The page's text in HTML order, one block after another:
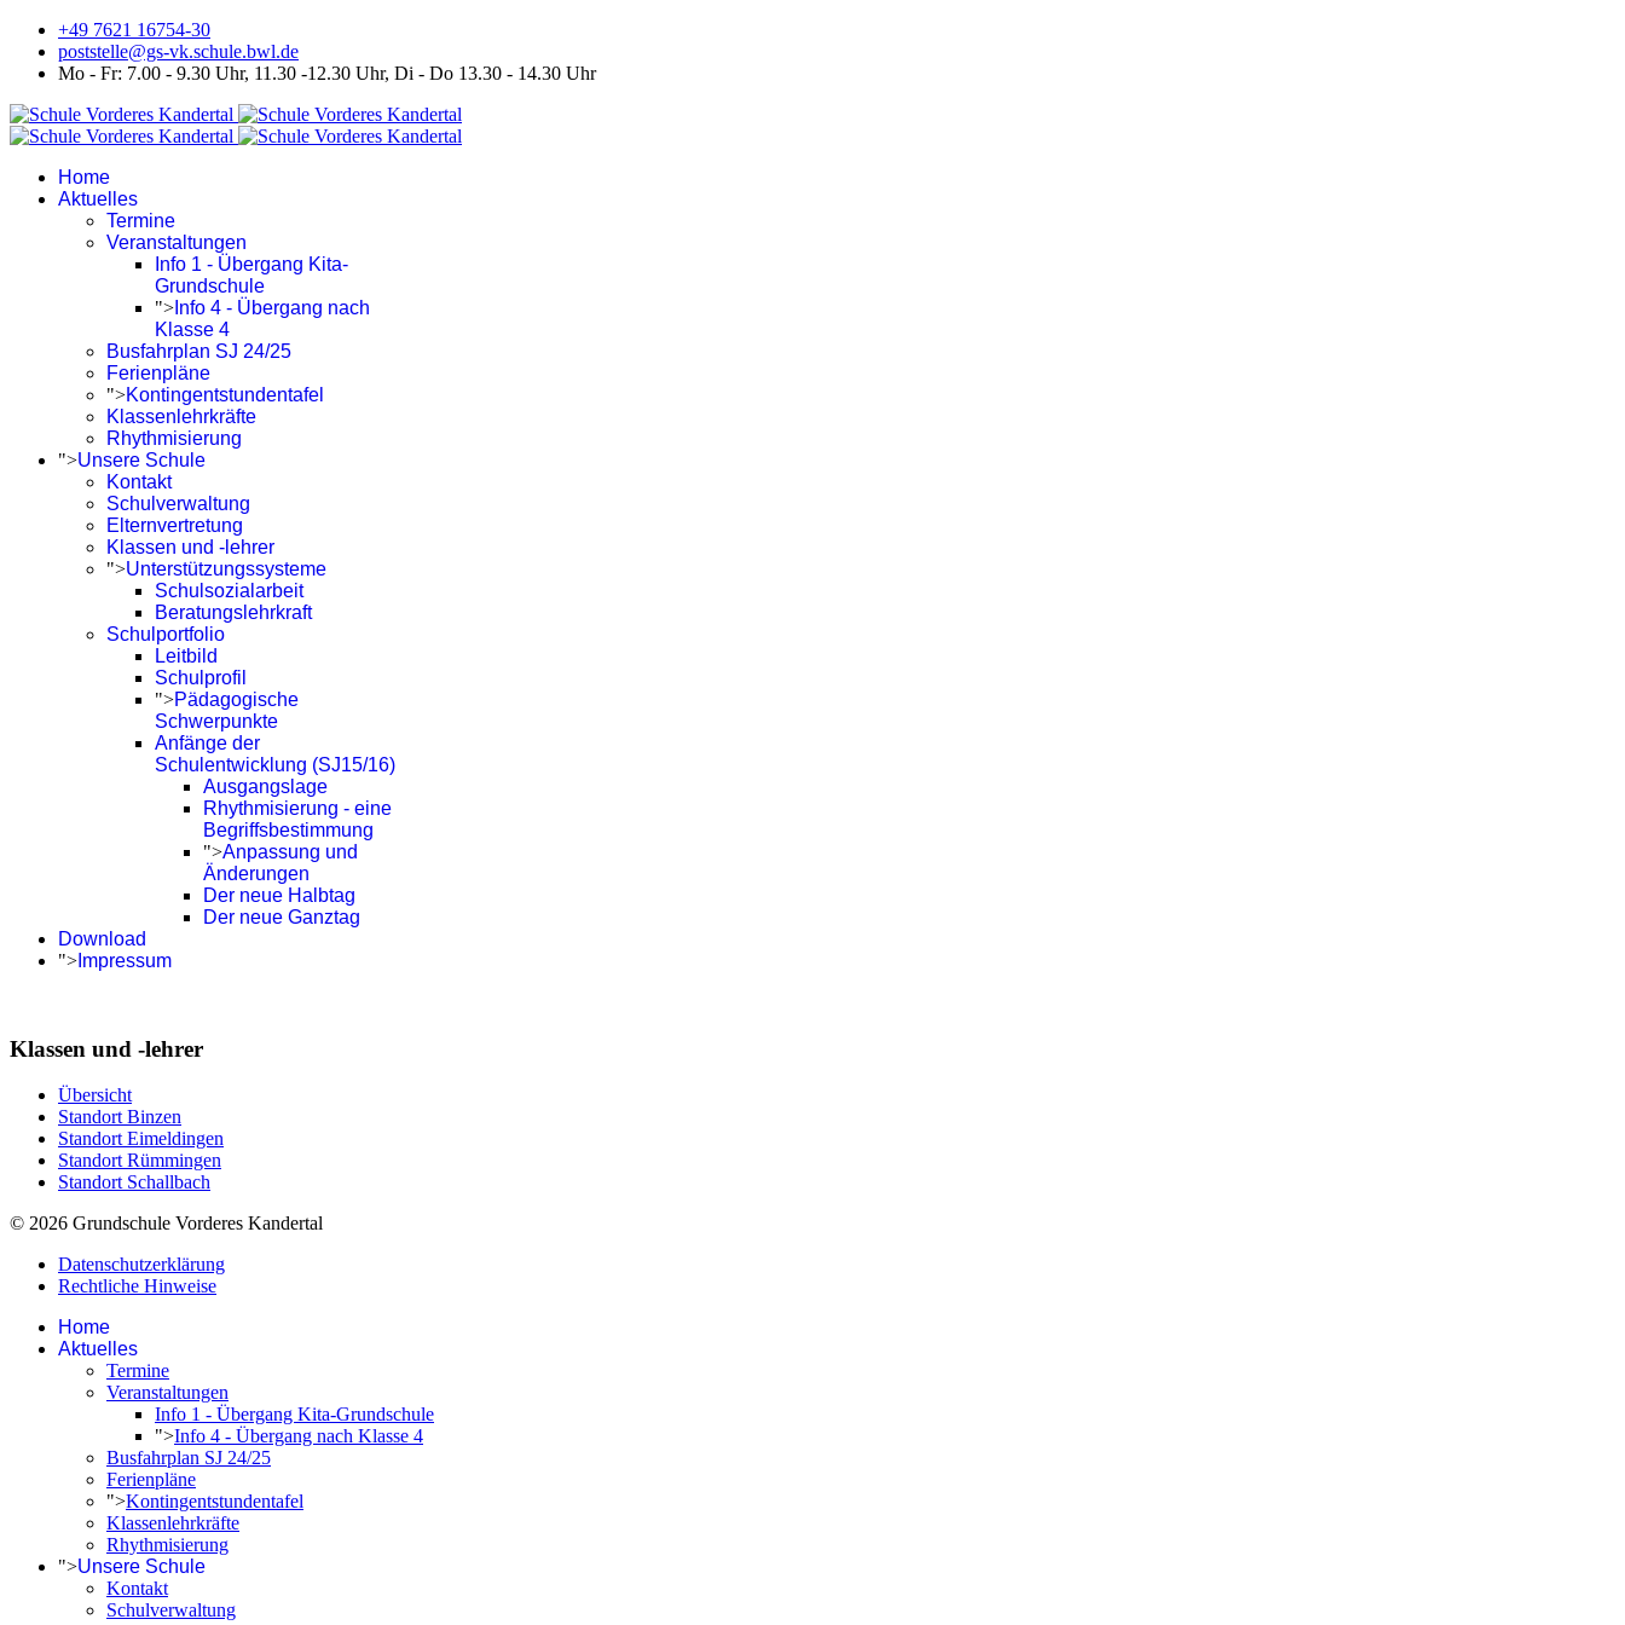
+49 7621 16754-30
poststelle@gs-vk.schule.bwl.de
Mo - Fr: 7.00 - 9.30 Uhr, 11.30 -12.30 Uhr, Di - Do 13.30 - 14.30 Uhr
Home
Aktuelles
Termine
Veranstaltungen
Info 1 - Übergang Kita-
Grundschule
"> Info 4 - Übergang nach
Klasse 4
Busfahrplan SJ 24/25
Ferienpläne
">Kontingentstundentafel
Klassenlehrkräfte
Rhythmisierung
">Unsere Schule
Kontakt
Schulverwaltung
Elternvertretung
Klassen und -lehrer
">Unterstützungssysteme
Schulsozialarbeit
Beratungslehrkraft
Schulportfolio
Leitbild
Schulprofil
">Pädagogische
Schwerpunkte
Anfänge der
Schulentwicklung (SJ15/16)
Ausgangslage
Rhythmisierung - eine
Begriffsbestimmung
">Anpassung und
Änderungen
Der neue Halbtag
Der neue Ganztag
Download
"> Impressum
Klassen und -lehrer
Übersicht
Standort Binzen
Standort Eimeldingen
Standort Rümmingen
Standort Schallbach
© 2026 Grundschule Vorderes Kandertal
Datenschutzerklärung
Rechtliche Hinweise
Home
Aktuelles
Termine
Veranstaltungen
Info 1 - Übergang Kita-Grundschule
">Info 4 - Übergang nach Klasse 4
Busfahrplan SJ 24/25
Ferienpläne
">Kontingentstundentafel
Klassenlehrkräfte
Rhythmisierung
">Unsere Schule
Kontakt
Schulverwaltung